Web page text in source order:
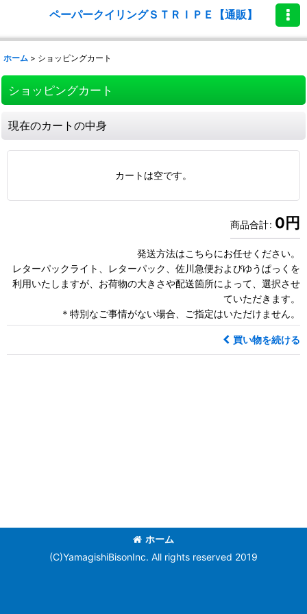
ペーパークイリングＳＴＲＩＰＥ【通販】
ホーム > ショッピングカート
ショッピングカート
現在のカートの中身
カートは空です。
商品合計: 0円
発送方法はこちらにお任せください。
レターパックライト、レターパック、佐川急便およびゆうぱっくを
利用いたしますが、お荷物の大きさや配送箇所によって、選択させ
ていただきます。
＊特別なご事情がない場合、ご指定はいただけません。
買い物を続ける
ホーム
(C)YamagishiBisonInc. All rights reserved 2019